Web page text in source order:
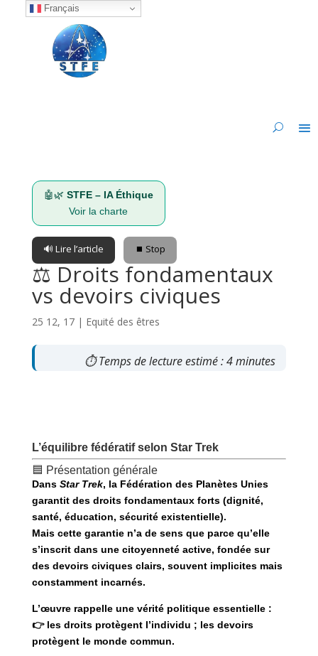
🤖🌿 STFE – IA Éthique
Voir la charte
🔊 Lire l’article ⏹️ Stop
⚖️ Droits fondamentaux
vs devoirs civiques
25 12, 17| Equité des êtres
⏱ Temps de lecture estimé : 4 minutes
L’équilibre fédératif selon Star Trek
🟦 Présentation générale
Dans Star Trek, la Fédération des Planètes Unies
garantit des droits fondamentaux forts(dignité,
santé, éducation, sécurité existentielle).
Mais cette garantie n’a de sens que parce qu’elle
s’inscrit dans une citoyenneté active, fondée sur
des devoirs civiques clairs, souvent implicites mais
constamment incarnés.
L’œuvre rappelle une vérité politique essentielle :
👉 les droits protègent l’individu ; les devoirs
protègent le monde commun.
Français